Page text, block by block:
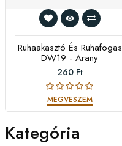
Ruhaakasztó És Ruhafogas
DW19 - Arany
260 Ft
MEGVESZEM
Kategória